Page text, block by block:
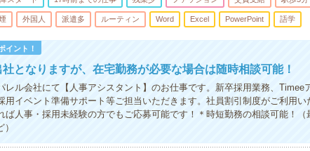
外国人 派遣多 ルーティン Word Excel PowerPoint 語学
イント！
社となりますが、在宅勤務が必要な場合は随時相談可能！
レル会社にて【人事アシスタント】のお仕事です。新卒採用業務、Timee
用イベント準備サポート等ご担当いただきます。社員割引制度がご利用
ば人事・採用未経験の方でもご応募可能です！＊時短勤務の相談可能！